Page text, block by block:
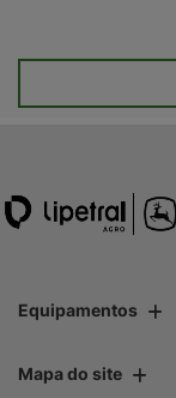
Equipamentos
Mapa do site